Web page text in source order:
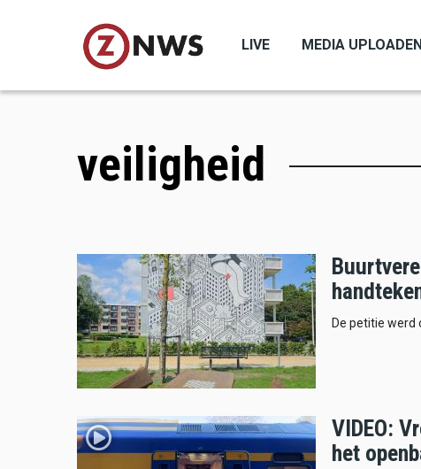
LIVE MEDIA
veiligheid
De petitie werd
VIDEO:
het